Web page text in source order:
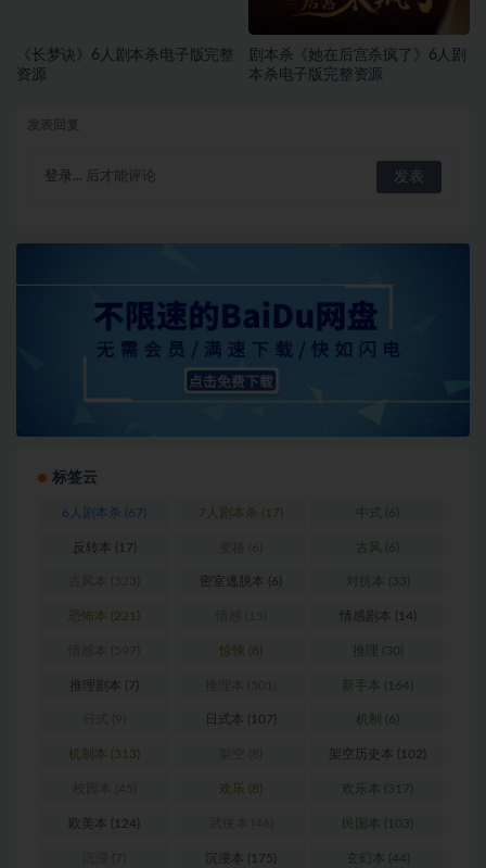
《长梦诀》6人剧本杀电子版完整
资源
剧本杀《她在后宫杀疯了》6人剧
本杀电子版完整资源
登录... 后才能评论
标签云
6人剧本杀 (67) 7人剧本杀 (17) 中式 (6)
反转本 (17) 古风 (6)
密室逃脱本 (6) 对抗本 (33)
恐怖本 (221) 情感剧本 (14)
惊悚 (8) 推理 (30)
推理剧本 (7) 新手本 (164)
日式本 (107) 机制 (6)
机制本 (313) 架空历史本 (102)
欢乐 (8) 欢乐本 (317)
欧美本 (124) 民国本 (103)
沉浸本 (175) 玄幻本 (44)